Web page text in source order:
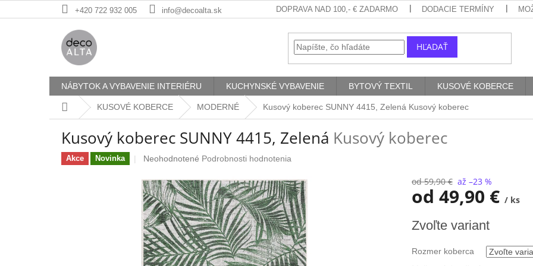
na
+420 722 932 005 info@decoalta.sk DOPRAVA NAD 100,- € ZADARMO DODACIE TERMÍNY
HĽADAŤ
NÁBYTOK A VYBAVENIE INTERIÉRU KUCHYNSKÉ VYBAVENIE BYTOVÝ TEXTIL KUSOVÉ KOBERCE
DomovKUSOVÉ KOBERCE MODERNÉ Kusový koberec SUNNY 4415, Zelená Kusový koberec
Kusový koberec SUNNY 4415, Zelená Kusový koberec
Akce Novinka
Priemerné
produktu
je
0,0
z
5
hviezdičiek.
Neohodnotené Podrobnosti hodnotenia
od 59,90 € až –23 %
od 49,90 € / ks
cena:
Zvoľte variant
Rozmer koberca